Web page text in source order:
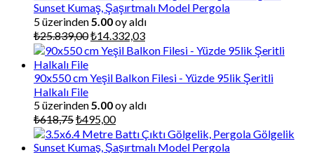
Sunset Kumaş, Şaşırtmalı Model Pergola
5 üzerinden 5.00oy aldı
₺25.839,00Orijinal
fiyat:
₺25.839,00.
₺14.332,03Şu
andaki
₺14.332,03.
90x550 cm Yeşil Balkon Filesi - Yüzde 95lik Şeritli
Halkalı File
5 üzerinden 5.00oy aldı
₺618,75Orijinal
fiyat:
₺618,75.
₺495,00Şu
andaki
fiyat: